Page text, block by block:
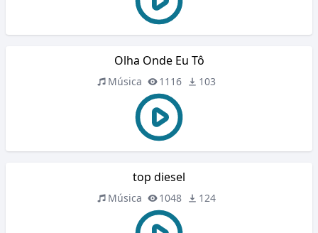
Olha Onde Eu Tô
Música 1116 103
top diesel
Música 1048 124